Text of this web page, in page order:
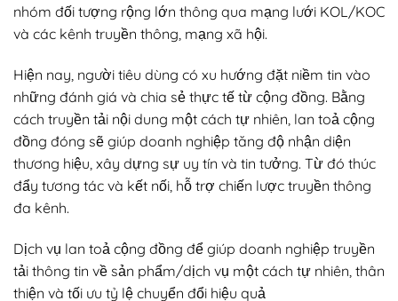
nhóm đối tượng rộng lớn thông qua mạng lưới KOL/KOC
và các kênh truyền thông, mạng xã hội.
Hiện nay, người tiêu dùng có xu hướng đặt niềm tin vào
những đánh giá và chia sẻ thực tế từ cộng đồng. Bằng
cách truyền tải nội dung một cách tự nhiên, lan toả cộng
đồng đóng sẽ giúp doanh nghiệp tăng độ nhận diện
thương hiệu, xây dựng sự uy tín và tin tưởng. Từ đó thúc
đẩy tương tác và kết nối, hỗ trợ chiến lược truyền thông
đa kênh.
Dịch vụ lan toả cộng đồng để giúp doanh nghiệp truyền
tải thông tin về sản phẩm/dịch vụ một cách tự nhiên, thân
thiện và tối ưu tỷ lệ chuyển đổi hiệu quả